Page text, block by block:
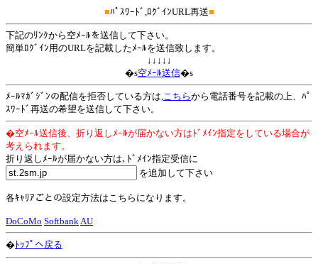
■ﾊﾟｽﾜｰﾄﾞ,ﾛｸﾞｲﾝURL再送■
下記のﾘﾝｸから空ﾒｰﾙを送信して下さい。
簡単ﾛｸﾞｲﾝ用のURLを記載したﾒｰﾙを送信致します。
↓↓↓↓↓
�s空ﾒｰﾙ送信�s
ﾒｰﾙﾏｶﾞｼﾞﾝの配信を拒否している方は,こちらから電話番号を記載の上、ﾊﾟ
ｽﾜｰﾄﾞ再送の希望を送信して下さい。
�空ﾒｰﾙ送信後、折り返しﾒｰﾙが届かない方はﾄﾞﾒｲﾝ指定をしている場合が
考えられます。
折り返しﾒｰﾙが届かない方は､ﾄﾞﾒｲﾝ指定受信に
を追加して下さい
各ｷｬﾘｱごとの設定方法はこちらになります。
DoCoMo SoftbankAU
� ﾄｯﾌﾟへ戻る